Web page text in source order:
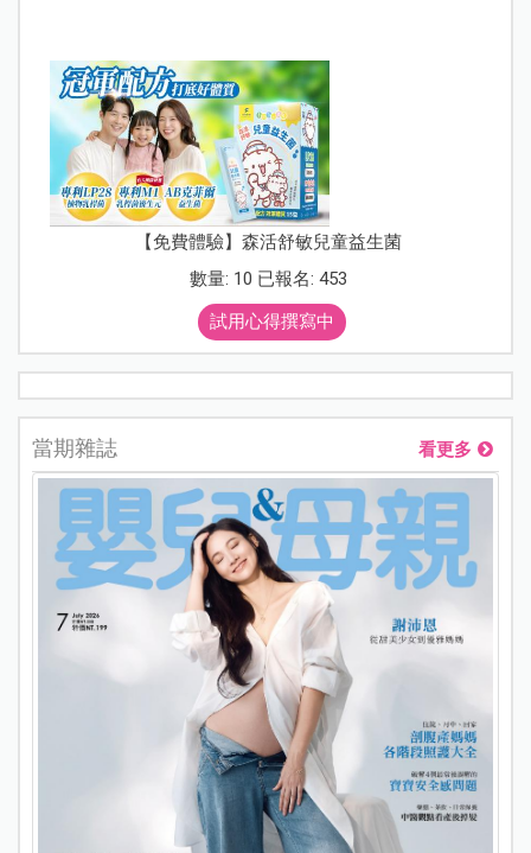
【免費體驗】森活舒敏兒童益生菌
數量: 10 已報名: 453
試用心得撰寫中
當期雜誌 看更多